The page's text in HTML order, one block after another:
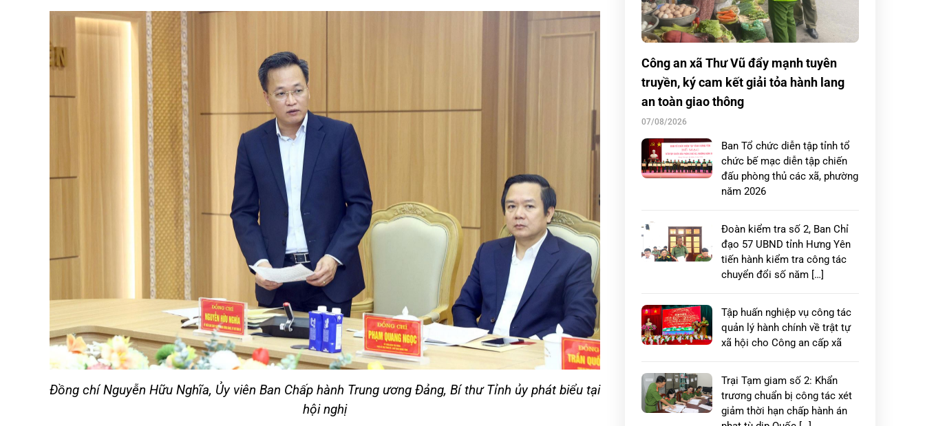
Đồng chí Nguyễn Hữu Nghĩa, Ủy viên Ban Chấp hành Trung ương Đảng, Bí thư Tỉnh ủy phát biểu tại
hội nghị
Công an xã Thư Vũ đẩy mạnh tuyên
truyền, ký cam kết giải tỏa hành lang
an toàn giao thông
07/08/2026
Ban Tổ chức diễn tập tỉnh tổ
chức bế mạc diễn tập chiến
đấu phòng thủ các xã, phường
năm 2026
Đoàn kiểm tra số 2, Ban Chỉ
đạo 57 UBND tỉnh Hưng Yên
tiến hành kiểm tra công tác
chuyển đổi số năm […]
Tập huấn nghiệp vụ công tác
quản lý hành chính về trật tự
xã hội cho Công an cấp xã
Trại Tạm giam số 2: Khẩn
trương chuẩn bị công tác xét
giảm thời hạn chấp hành án